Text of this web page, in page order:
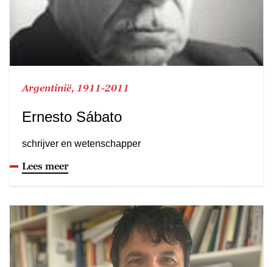
Argentinië, 1911-2011
Ernesto Sábato
schrijver en wetenschapper
Lees meer